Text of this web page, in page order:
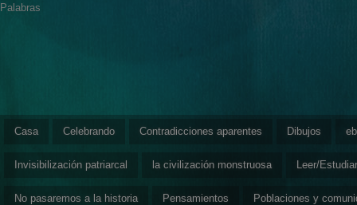
Palabras
Casa Celebrando Contradicciones aparentes Dibujos
Invisibilización patriarcal la civilización monstruosa Leer/Estudiar
No pasaremos a la historia Pensamientos Poblaciones y